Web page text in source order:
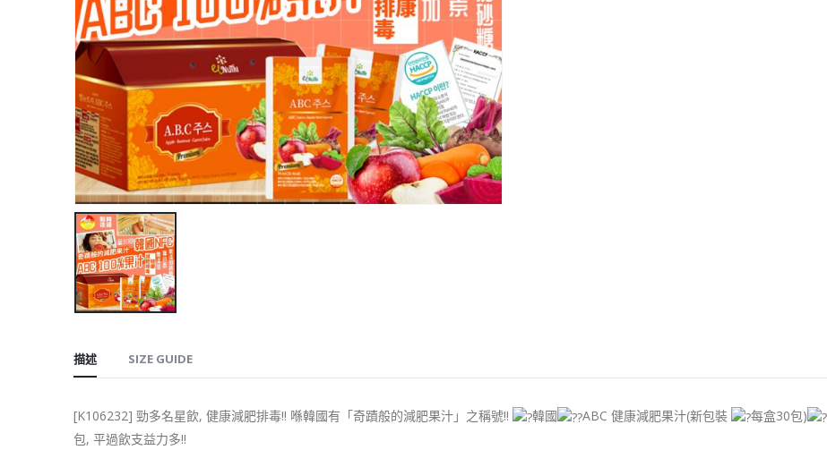
描述 SIZE GUIDE
[K106232] 勁多名星飲, 健康減肥排毒!! 喺韓國有「奇蹟般的減肥果汁」之稱號!! 韓國 ABC 健康減肥果汁(新包裝 每盒30包)
包, 平過飲支益力多!!